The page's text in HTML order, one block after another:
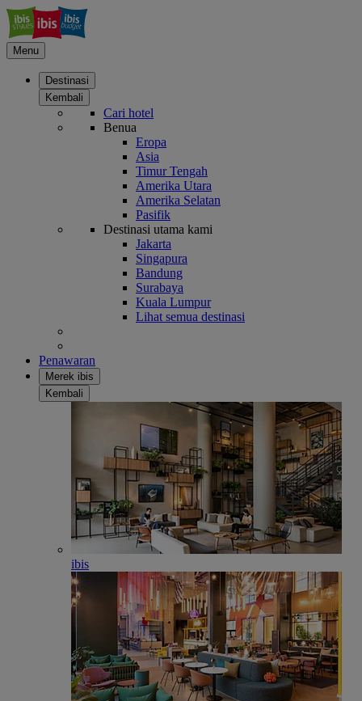
Menu
Destinasi
Kembali
Cari hotel
Benua
Eropa
Asia
Timur Tengah
Amerika Utara
Amerika Selatan
Pasifik
Destinasi utama kami
Jakarta
Singapura
Bandung
Surabaya
Kuala Lumpur
Lihat semua destinasi
Penawaran
Merek ibis
Kembali
ibis